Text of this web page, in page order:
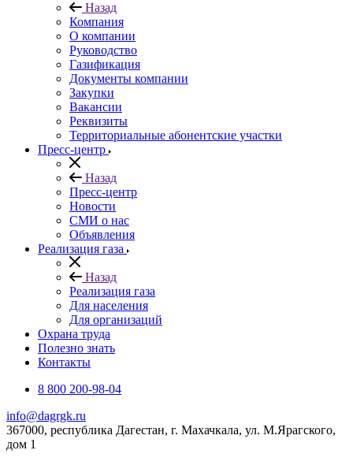
Назад
Компания
О компании
Руководство
Газификация
Документы компании
Закупки
Вакансии
Реквизиты
Территориальные абонентские участки
Пресс-центр
Назад
Пресс-центр
Новости
СМИ о нас
Объявления
Реализация газа
Назад
Реализация газа
Для населения
Для организаций
Охрана труда
Полезно знать
Контакты
8 800 200-98-04
info@dagrgk.ru
367000, республика Дагестан, г. Махачкала, ул. М.Ярагского,
дом 1